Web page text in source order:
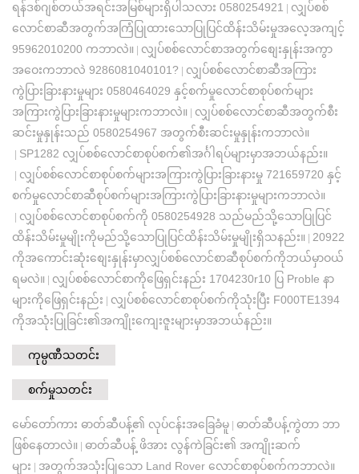
ရန်ဒစ်ဂျစ်တယ်အရင်းအမြစ်များရှိပါသလား 0580254921
လျှပ်စစ်
လောင်စာဆီအတွက်အကြံပြုထားသောပြုပြင်ထိန်းသိမ်းမှုအလေ့အကျင့်
95962010200 ကဘာလဲ။
လျှပ်စစ်လောင်စာအတွက်စျေးနှုန်းအကွာ
အဝေးကဘာလဲ 9286081040101?
လျှပ်စစ်လောင်စာဆီအကြား
ကွဲပြားခြားနားမှုများ 0580464029 နှင့်စက်မှုလောင်စာစုပ်စက်များ
အကြားကွဲပြားခြားနားမှုများကဘာလဲ။
လျှပ်စစ်လောင်စာဆီအတွက်စီး
ဆင်းမှုနှုန်းသည် 0580254967 အတွက်စီးဆင်းမှုနှုန်းကဘာလဲ။
SP1282 လျှပ်စစ်လောင်စာစုပ်စက်၏အင်္ဂါရပ်များမှာအဘယ်နည်း။
လျှပ်စစ်လောင်စာစုပ်စက်များအကြားကွဲပြားခြားနားမှု 721659720 နှင့်
စက်မှုလောင်စာဆီစုပ်စက်များအကြားကွဲပြားခြားနားမှုများကဘာလဲ။
လျှပ်စစ်လောင်စာစုပ်စက်ကို 0580254928 သည်မည်သို့သောပြုပြင်
ထိန်းသိမ်းမှုမျိုးကိုမည်သို့သောပြုပြင်ထိန်းသိမ်းမှုမျိုးရှိသနည်း။
20922
ကိုအကောင်းဆုံးစျေးနှုန်းမှာလျှပ်စစ်လောင်စာဆီစုပ်စက်ကိုဘယ်မှာဝယ်
ရမလဲ။
လျှပ်စစ်လောင်စာကိုဖြေရှင်းနည်း 1704230r10 ပြ Proble နာ
များကိုဖြေရှင်းနည်း
လျှပ်စစ်လောင်စာစုပ်စက်ကိုသုံးပြီး F000TE1394
ကိုအသုံးပြုခြင်း၏အကျိုးကျေးဇူးများမှာအဘယ်နည်း။
ကုမ္ပဏီသတင်း
စက်မှုသတင်း
မော်တော်ကား ဓာတ်ဆီပန့်၏ လုပ်ငန်းအခြေခံမူ
ဓာတ်ဆီပန့်ကွဲတာ ဘာ
ဖြစ်နေတာလဲ။
ဓာတ်ဆီပန့် ဖိအား လွန်ကဲခြင်း၏ အကျိုးဆက်
များ
အတွက်အသုံးပြုသော Land Rover လောင်စာစုပ်စက်ကဘာလဲ။